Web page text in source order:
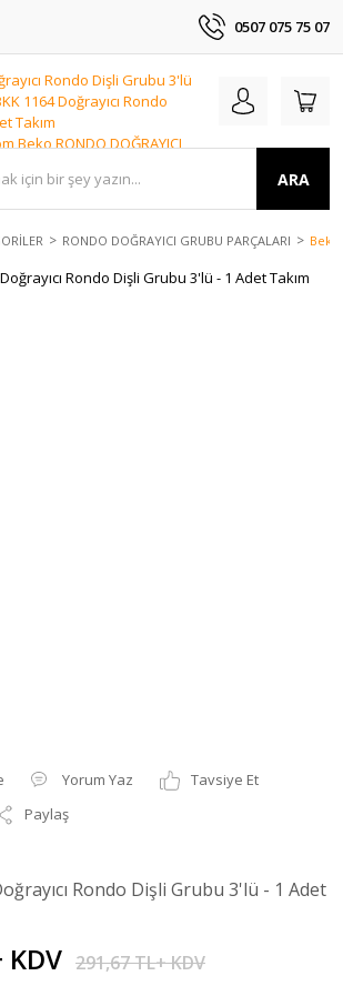
0507 075 75 07
ARA
RONDO DOĞRAYICI GRUBU PARÇALARI Beko
Yorum Yaz
Tavsiye Et
Paylaş
Rondo Dişli Grubu 3'lü - 1 Adet
KDV 291,67 TL+ KDV